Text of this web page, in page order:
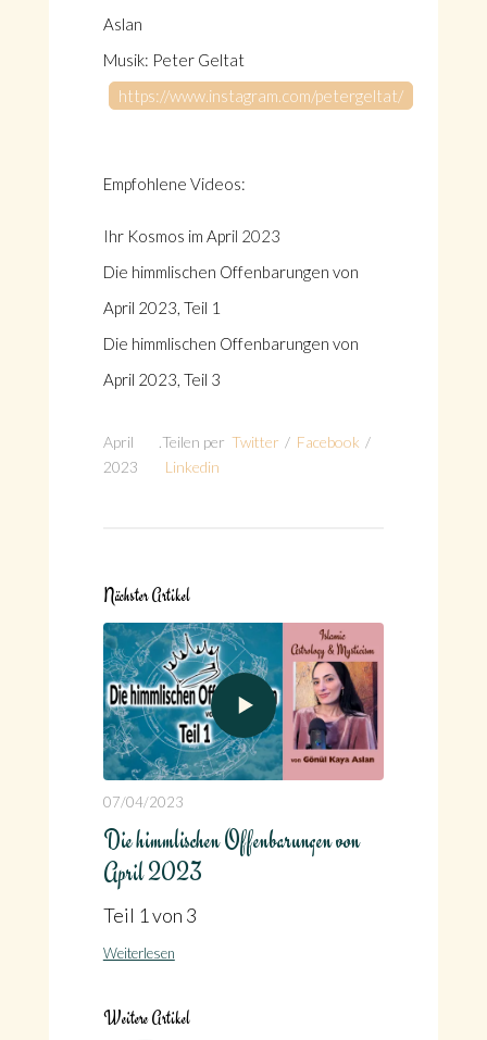
Aslan
Musik: Peter Geltat
https://www.instagram.com/petergeltat/
Empfohlene Videos:
Ihr Kosmos im April 2023
Die himmlischen Offenbarungen von
April 2023, Teil 1
Die himmlischen Offenbarungen von
April 2023, Teil 3
April
2023
.Teilen per Twitter / Facebook /
Linkedin
Nächster Artikel
07/04/2023
Die himmlischen Offenbarungen von
April 2023
Teil 1 von 3
Weiterlesen
Weitere Artikel